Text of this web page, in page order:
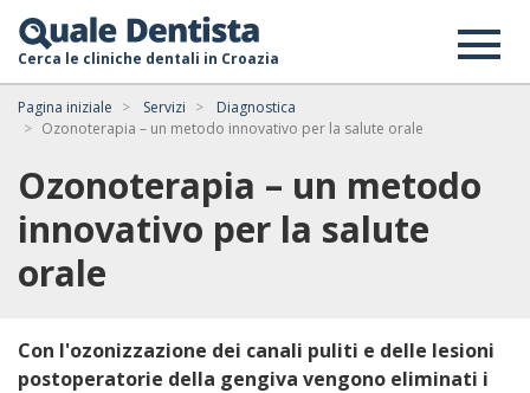
Cerca le cliniche dentali in Croazia
Pagina iniziale Servizi
Diagnostica
Ozonoterapia – un metodo innovativo per la salute orale
Ozonoterapia – un metodo
innovativo per la salute
orale
Con l'ozonizzazione dei canali puliti e delle lesioni
postoperatorie della gengiva vengono eliminati i